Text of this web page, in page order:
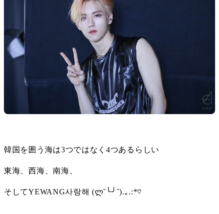
韓国を囲う海は3つではなく4つあるらしい
東海、西海、南海、
そしてYEWANG사랑해 (ლ˘╰╯˘).｡.:*♡